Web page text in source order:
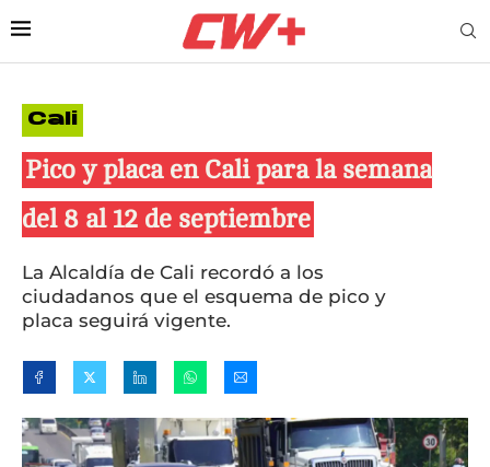
Cali
Pico y placa en Cali para la semana
del 8 al 12 de septiembre
La Alcaldía de Cali recordó a los
ciudadanos que el esquema de pico y
placa seguirá vigente.